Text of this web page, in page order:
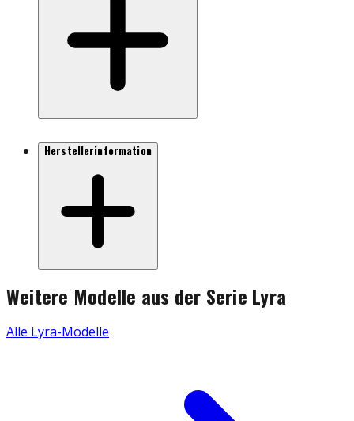
Herstellerinformation
Weitere Modelle aus der Serie Lyra
Alle Lyra-Modelle